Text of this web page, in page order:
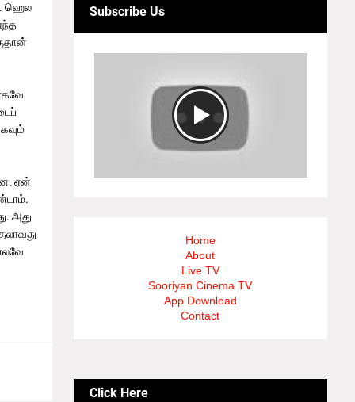
ஹெல
ஏன்
அது
Subscribe Us
Home
About
Live TV
Sooriyan Cinema TV
App Download
Contact
Click Here